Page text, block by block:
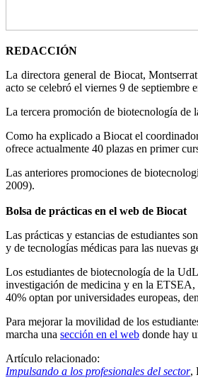
REDACCIÓN
La directora general de Biocat,
acto se celebró el viernes 9 de
La tercera promoción de biotecnología de
Como ha explicado a Biocat el
ofrece actualmente 40 plazas en primer
Las anteriores promociones de
2009).
Bolsa de prácticas en el web de Biocat
Las prácticas y estancias de estudiantes
y de tecnologías médicas para las nuevas
Los estudiantes de biotecnología de la
investigación de medicina y en la
40% optan por universidades europeas,
Para mejorar la movilidad de los
marcha una sección en el web donde hay
Artículo relacionado:
Impulsando a los profesionales del sector,